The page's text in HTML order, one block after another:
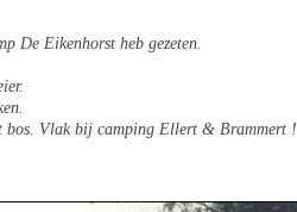
De Eikenhorst heb gezeten.
bos. Vlak bij camping Ellert & Brammert !